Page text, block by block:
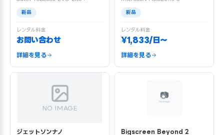
新品
レンタル料金
お問い合わせ
詳細を見る
新品
レンタル料金
¥1,833/日〜
詳細を見る
NO IMAGE
ジェットソンナノ Bigscreen Beyond 2